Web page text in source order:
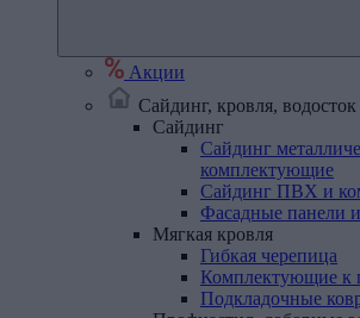
Акции
Сайдинг, кровля, водосток
Сайдинг
Сайдинг
комплектующие
Сайдинг ПВХ и
Фасадные панели
Мягкая кровля
Гибкая черепица
Комплектующие к
Подкладочные